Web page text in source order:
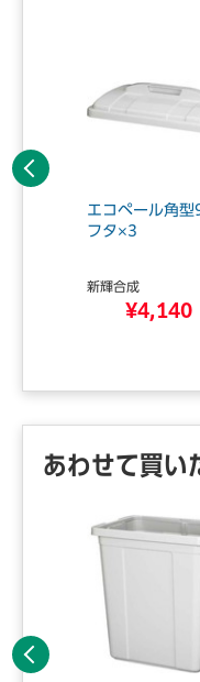
エコペール角
フタ×3
新輝合成
¥4,140
前へ
あわせて買い
前へ